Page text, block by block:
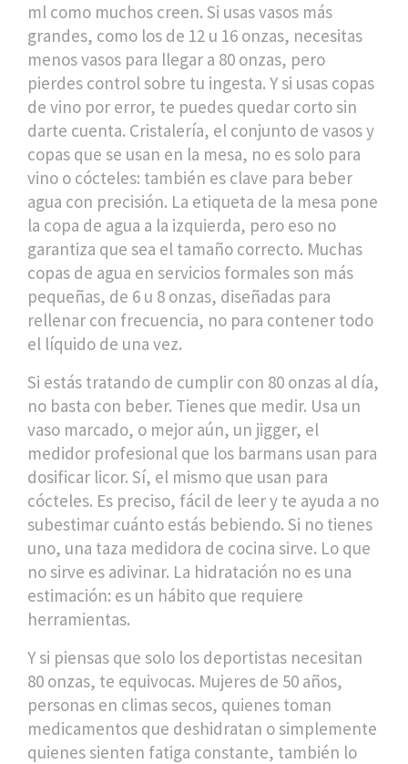
ml como muchos creen. Si usas vasos más
grandes, como los de 12 u 16 onzas, necesitas
menos vasos para llegar a 80 onzas, pero
pierdes control sobre tu ingesta. Y si usas copas
de vino por error, te puedes quedar corto sin
darte cuenta. Cristalería, el conjunto de vasos y
copas que se usan en la mesa, no es solo para
vino o cócteles: también es clave para beber
agua con precisión. La etiqueta de la mesa pone
la copa de agua a la izquierda, pero eso no
garantiza que sea el tamaño correcto. Muchas
copas de agua en servicios formales son más
pequeñas, de 6 u 8 onzas, diseñadas para
rellenar con frecuencia, no para contener todo
el líquido de una vez.
Si estás tratando de cumplir con 80 onzas al día,
no basta con beber. Tienes que medir. Usa un
vaso marcado, o mejor aún, un jigger, el
medidor profesional que los barmans usan para
dosificar licor. Sí, el mismo que usan para
cócteles. Es preciso, fácil de leer y te ayuda a no
subestimar cuánto estás bebiendo. Si no tienes
uno, una taza medidora de cocina sirve. Lo que
no sirve es adivinar. La hidratación no es una
estimación: es un hábito que requiere
herramientas.
Y si piensas que solo los deportistas necesitan
80 onzas, te equivocas. Mujeres de 50 años,
personas en climas secos, quienes toman
medicamentos que deshidratan o simplemente
quienes sienten fatiga constante, también lo